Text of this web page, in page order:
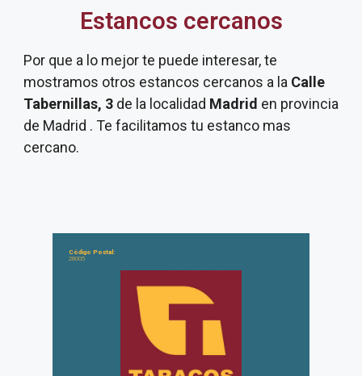
Estancos cercanos
Por que a lo mejor te puede interesar, te
mostramos otros estancos cercanos a la Calle
Tabernillas, 3 de la localidad Madrid en provincia
de Madrid . Te facilitamos tu estanco mas
cercano.
Código Postal:
28005